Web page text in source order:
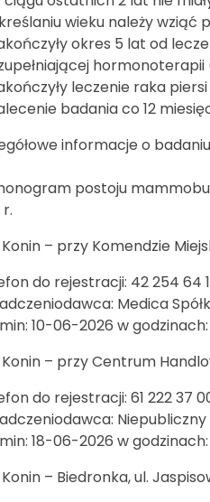
wieku należy wziąć
okres 5 lat od
leczenie raka
badania co 12
informacje o
postoju
Konin – przy Komendzie
do rejestracji: 42 254 64
Medica
10-06-2026 w godzinach:
Konin – przy Centrum
do rejestracji: 61 222 37
Niepubliczny
18-06-2026 w godzinach:
Konin – Biedronka, ul.